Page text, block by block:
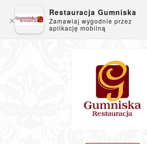
×
Restauracja Gumniska
Zamawiaj wygodnie przez
aplikację mobilną